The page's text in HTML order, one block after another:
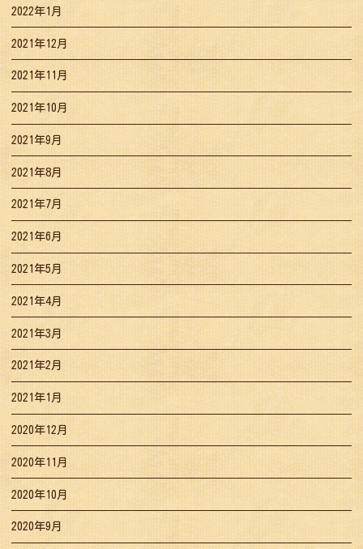
2022年1月
2021年12月
2021年11月
2021年10月
2021年9月
2021年8月
2021年7月
2021年6月
2021年5月
2021年4月
2021年3月
2021年2月
2021年1月
2020年12月
2020年11月
2020年10月
2020年9月